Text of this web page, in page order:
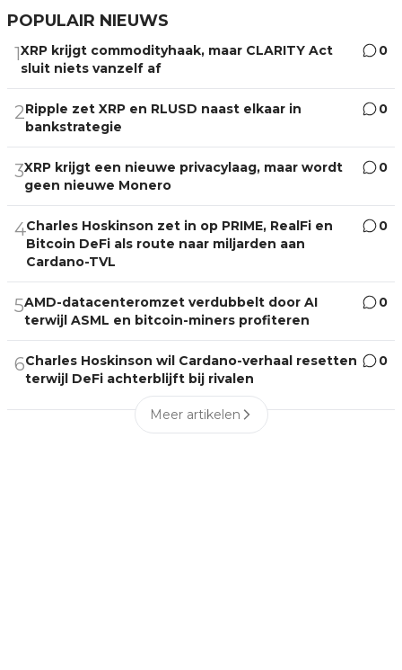
POPULAIR NIEUWS
1XRP krijgt commodityhaak, maar CLARITY Act
sluit niets vanzelf af
0
2Ripple zet XRP en RLUSD naast elkaar in
bankstrategie
0
3XRP krijgt een nieuwe privacylaag, maar wordt
geen nieuwe Monero
0
4Charles Hoskinson zet in op PRIME, RealFi en
Bitcoin DeFi als route naar miljarden aan
Cardano-TVL
0
5AMD-datacenteromzet verdubbelt door AI
terwijl ASML en bitcoin-miners profiteren
0
6Charles Hoskinson wil Cardano-verhaal resetten
terwijl DeFi achterblijft bij rivalen
0
Meer artikelen